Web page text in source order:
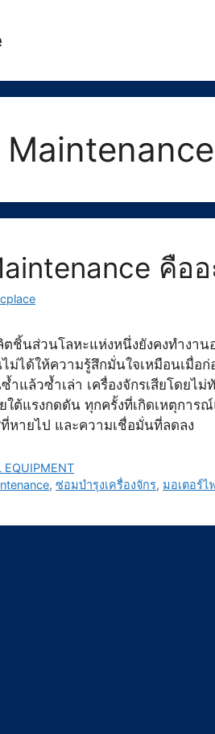
คืออ
ลิตชิ้นส่วนโลหะแห่งหนึ่งยังคงทำงา
ม่ได้ให้ความรู้สึกมั่นใจเหมือนเมื่อ
แล้วซ้ำเล่า เครื่องจักรเสียโดยไ
ใต้แรงกดดัน ทุกครั้งที่เกิดเหตุก
หายไป และความเชื่อมั่นที่ลดลง
EQUIPMENT
,ซ่อมบำรุงเครื่องจักร, มอเตอร์ไ